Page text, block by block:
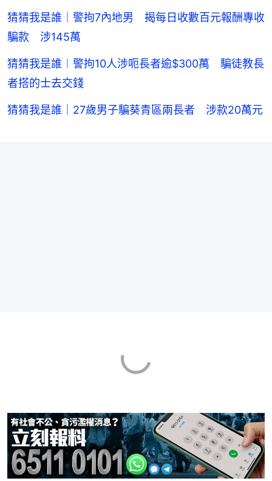
猜猜我是誰｜警拘7內地男 揭每日收數百元報酬專收
騙款 涉145萬
猜猜我是誰︱警拘10人涉呃長者逾$300萬 騙徒教長
者搭的士去交錢
猜猜我是誰｜27歲男子騙葵青區兩長者 涉款20萬元